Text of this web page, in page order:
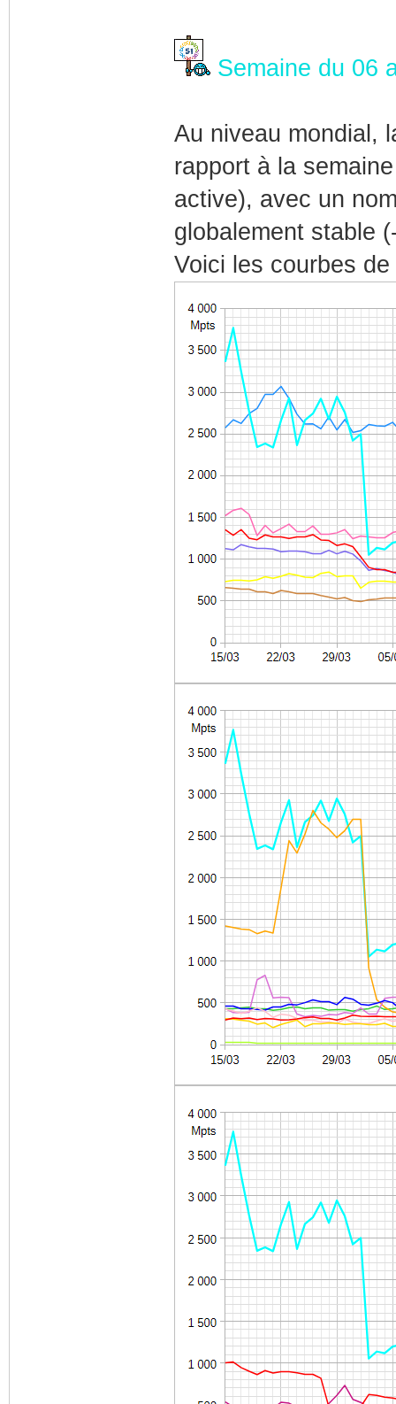
Semaine du 06
Au niveau mondial,
rapport à la
active), avec un
globalement stable
Voici les courbes